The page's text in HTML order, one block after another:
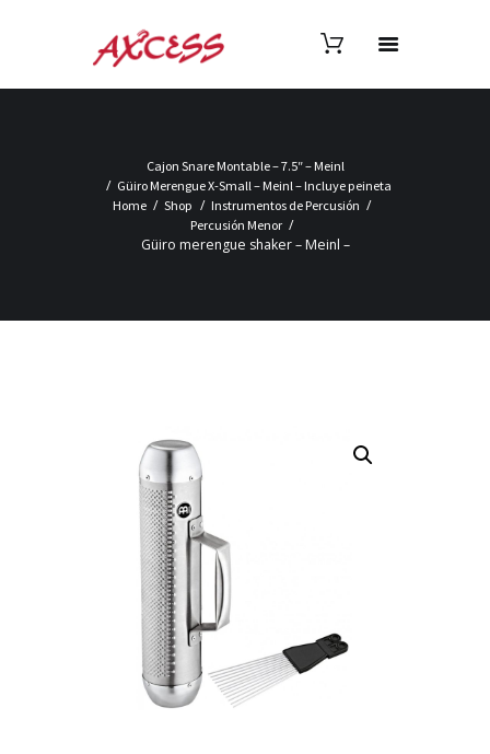
Cajon Snare Montable – 7.5″ – Meinl
Güiro Merengue X-Small – Meinl – Incluye peineta
Home
Shop
Instrumentos de Percusión
Percusión Menor
Güiro merengue shaker – Meinl –